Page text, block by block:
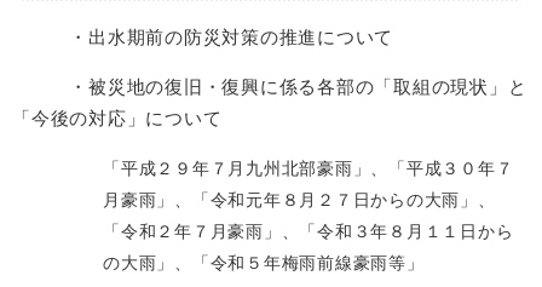
・出水期前の防災対策の推進について
・ 被災地の復旧・復興に係る各部の「取組の現状」と
「今後の対応」について
「平成２９年７月九州北部豪雨」、「平成３０年７
月豪雨」、「令和元年８月２７日からの大雨」、
「令和２年７月豪雨」、「令和３年８月１１日から
の大雨」、「令和５年梅雨前線豪雨等」